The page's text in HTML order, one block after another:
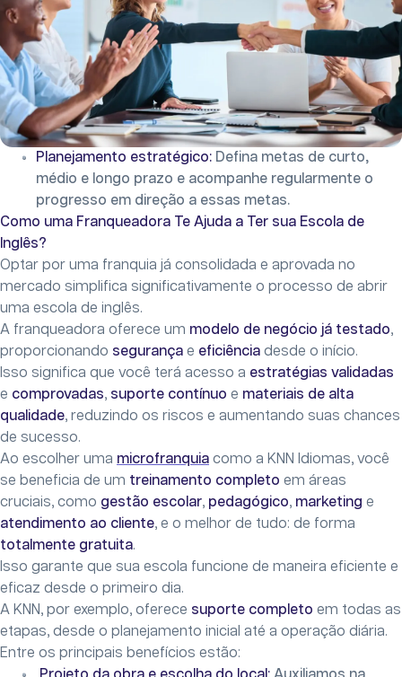
Planejamento estratégico: Defina metas de curto,
médio e longo prazo e acompanhe regularmente o
progresso em direção a essas metas.
Como uma Franqueadora Te Ajuda a Ter sua Escola de
Inglês?
Optar por uma franquia já consolidada e aprovada no
mercado simplifica significativamente o processo de abrir
uma escola de inglês.
A franqueadora oferece um modelo de negócio já testado,
proporcionando segurança e eficiência desde o início.
Isso significa que você terá acesso a estratégias validadas
e comprovadas, suporte contínuo e materiais de alta
qualidade, reduzindo os riscos e aumentando suas chances
de sucesso.
Ao escolher uma microfranquia como a KNN Idiomas, você
se beneficia de um treinamento completo em áreas
cruciais, como gestão escolar, pedagógico, marketing e
atendimento ao cliente, e o melhor de tudo: de forma
totalmente gratuita.
Isso garante que sua escola funcione de maneira eficiente e
eficaz desde o primeiro dia.
A KNN, por exemplo, oferece suporte completo em todas as
etapas, desde o planejamento inicial até a operação diária.
Entre os principais benefícios estão: